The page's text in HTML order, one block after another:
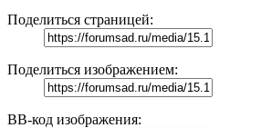
Поделиться страницей:
Поделиться изображением:
BB-код изображения: